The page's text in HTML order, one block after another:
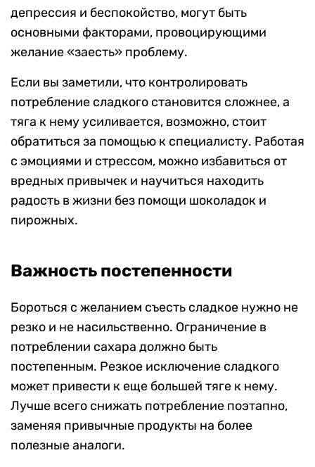
депрессия и беспокойство, могут быть
основными факторами, провоцирующими
желание «заесть» проблему.
Если вы заметили, что контролировать
потребление сладкого становится сложнее, а
тяга к нему усиливается, возможно, стоит
обратиться за помощью к специалисту. Работая
с эмоциями и стрессом, можно избавиться от
вредных привычек и научиться находить
радость в жизни без помощи шоколадок и
пирожных.
Важность постепенности
Бороться с желанием съесть сладкое нужно не
резко и не насильственно. Ограничение в
потреблении сахара должно быть
постепенным. Резкое исключение сладкого
может привести к еще большей тяге к нему.
Лучше всего снижать потребление поэтапно,
заменяя привычные продукты на более
полезные аналоги.